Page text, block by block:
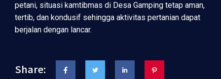
petani, situasi kamtibmas di Desa Gamping tetap aman,
tertib, dan kondusif sehingga aktivitas pertanian dapat
berjalan dengan lancar.
Share: